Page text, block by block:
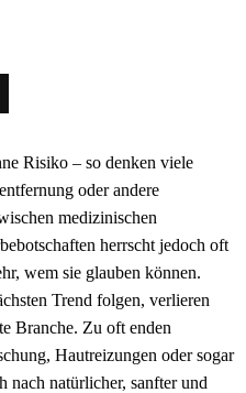
Risiko – so denken viele
oder andere
medizinischen
herrscht jedoch oft
wem sie glauben können.
Trend folgen, verlieren
Branche. Zu oft enden
Hautreizungen oder sogar
nach natürlicher, sanfter und